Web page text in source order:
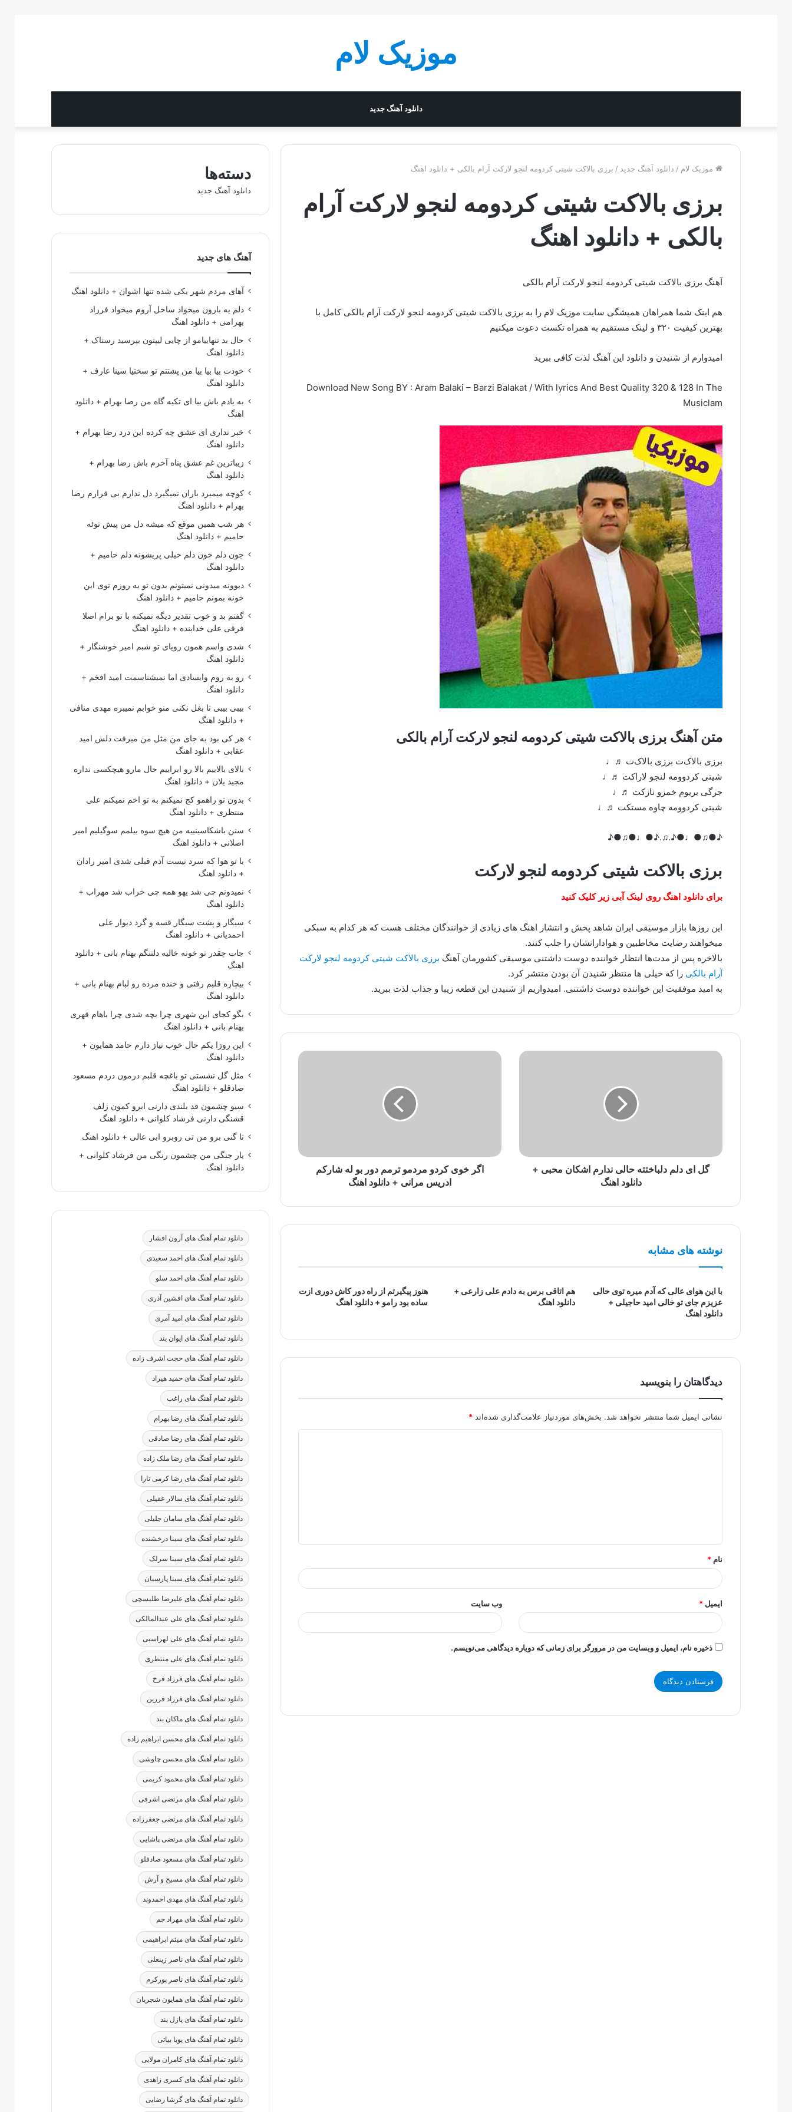
موزیک لام
دانلود آهنگ جدید
موزیک لام / دانلود آهنگ جدید / برزی بالاکت شیتی کردومه لنجو لارکت آرام بالکی + دانلود اهنگ
برزی بالاکت شیتی کردومه لنجو لارکت آرام
بالکی + دانلود اهنگ
آهنگ برزی بالاکت شیتی کردومه لنجو لارکت آرام بالکی
هم اینک شما همراهان همیشگی سایت موزیک لام را به برزی بالاکت شیتی کردومه لنجو لارکت آرام بالکی کامل با
بهترین کیفیت ۳۲۰ و لینک مستقیم به همراه تکست دعوت میکنیم
امیدوارم از شنیدن و دانلود این آهنگ لذت کافی ببرید
Download New Song BY : Aram Balaki – Barzi Balakat / With lyrics And Best Quality 320 & 128 In The
Musiclam
متن آهنگ برزی بالاکت شیتی کردومه لنجو لارکت آرام بالکی
برزی بالاک‌ت برزی بالاک‌ت ♬♩
شیتی کردوومه لنجو لاراکت ♬♩
جرگی بریوم خمز‌و نازکت ♬♩
شیتی کردوومه چاوه مستکت ♬♩
♪●♫●♩●♪.♫.♪●♩●♫●♪
برزی بالاکت شیتی کردومه لنجو لارکت
برای دانلود اهنگ روی لینک آبی زیر کلیک کنید
این روزها بازار موسیقی ایران شاهد پخش و انتشار اهنگ های زیادی از خوانندگان مختلف هست که هر کدام به سبکی
میخواهند رضایت مخاطبین و هوادارانشان را جلب کنند.
بالاخره پس از مدت‌ها انتظار خواننده دوست داشتنی موسیقی کشورمان آهنگ برزی بالاکت شیتی کردومه لنجو لارکت
آرام بالکی را که خیلی ها منتظر شنیدن آن بودن منتشر کرد.
به امید موفقیت این خواننده دوست داشتنی. امیدواریم از شنیدن این قطعه زیبا و جذاب لذت ببرید.
گل ای دلم دلباختته حالی ندارم اشکان محبی +
دانلود اهنگ
اگر خوی کردو مردمو ترمم دور بو له شارکم
ادریس مرانی + دانلود اهنگ
نوشته های مشابه
با این هوای عالی که آدم میره توی حالی
عزیزم جای تو خالی امید حاجیلی +
دانلود اهنگ
هم اتاقی برس به دادم علی زارعی +
دانلود اهنگ
هنوز پیگیرتم از راه دور کاش دوری ازت
ساده بود رامو + دانلود اهنگ
دیدگاهتان را بنویسید
نشانی ایمیل شما منتشر نخواهد شد. بخش‌های موردنیاز علامت‌گذاری شده‌اند *
*
نام *
ایمیل * وب‌ سایت
ذخیره نام، ایمیل و وبسایت من در مرورگر برای زمانی که دوباره دیدگاهی می‌نویسم.
دسته‌ها
دانلود آهنگ جدید
آهنگ های جدید
آهای مردم شهر یکی شده تنها اشوان + دانلود اهنگ
دلم یه بارون میخواد ساحل آروم میخواد فرزاد
بهرامی + دانلود اهنگ
حال بد تنهاییامو از چایی لیپتون بپرسید رستاک +
دانلود اهنگ
خودت بیا بیا بیا من پشتتم تو سختیا سینا عارف +
دانلود اهنگ
به یادم باش بیا ای تکیه گاه من رضا بهرام + دانلود
اهنگ
خبر نداری ای عشق چه کرده این درد رضا بهرام +
دانلود اهنگ
زیباترین غم عشق پناه آخرم باش رضا بهرام +
دانلود اهنگ
کوچه میمیرد باران نمیگیرد دل ندارم بی قرارم رضا
بهرام + دانلود اهنگ
هر شب همین موقع که میشه دل من پیش توئه
حامیم + دانلود اهنگ
جون دلم خون دلم خیلی پریشونه دلم حامیم +
دانلود اهنگ
دیوونه میدونی نمیتونم بدون تو یه روزم توی این
خونه بمونم حامیم + دانلود اهنگ
گفتم بد و خوب تقدیر دیگه نمیکنه با تو برام اصلا
فرقی علی خدابنده + دانلود اهنگ
شدی واسم همون رویای تو شبم امیر خوشنگار +
دانلود اهنگ
رو به روم وایسادی اما نمیشناسمت امید افخم +
دانلود اهنگ
بیبی بیبی تا بغل نکنی منو خوابم نمیبره مهدی منافی
+ دانلود اهنگ
هر کی بود به جای من مثل من میرفت دلش امید
عقابی + دانلود اهنگ
بالای بالاییم بالا رو ابراییم حال مارو هیچکسی نداره
مجید یلان + دانلود اهنگ
بدون تو راهمو کج نمیکنم به تو اخم نمیکنم علی
منتظری + دانلود اهنگ
سنن باشکاسینییه من هیچ سوه بیلمم سوگیلیم امیر
اصلانی + دانلود اهنگ
با تو هوا که سرد نیست آدم قبلی شدی امیر رادان
+ دانلود اهنگ
نمیدونم چی شد یهو همه چی خراب شد مهراب +
دانلود اهنگ
سیگار و پشت سیگار قسه و گرد دیوار علی
احمدیانی + دانلود اهنگ
جات چقدر تو خونه خالیه دلتنگم بهنام بانی + دانلود
اهنگ
بیچاره قلبم رفتی و خنده مرده رو لبام بهنام بانی +
دانلود اهنگ
بگو کجای این شهری چرا بچه شدی چرا باهام قهری
بهنام بانی + دانلود اهنگ
این روزا یکم حال خوب نیاز دارم حامد همایون +
دانلود اهنگ
مثل گل نشستی تو باغچه قلبم درمون دردم مسعود
صادقلو + دانلود اهنگ
سیو چشمون قد بلندی دارنی ابرو کمون زلف
قشنگی دارنی فرشاد کلوانی + دانلود اهنگ
تا گنی برو من تی روبرو ابی عالی + دانلود اهنگ
یار جنگی من چشمون رنگی من فرشاد کلوانی +
دانلود اهنگ
دانلود تمام آهنگ های آرون افشار
دانلود تمام آهنگ های احمد سعیدی
دانلود تمام آهنگ های احمد سلو
دانلود تمام آهنگ های افشین آذری
دانلود تمام آهنگ های امید آمری
دانلود تمام آهنگ های ایوان بند
دانلود تمام آهنگ های حجت اشرف زاده
دانلود تمام آهنگ های حمید هیراد
دانلود تمام آهنگ های راغب
دانلود تمام آهنگ های رضا بهرام
دانلود تمام آهنگ های رضا صادقی
دانلود تمام آهنگ های رضا ملک زاده
دانلود تمام آهنگ های رضا کرمی تارا
دانلود تمام آهنگ های سالار عقیلی
دانلود تمام آهنگ های سامان جلیلی
دانلود تمام آهنگ های سینا درخشنده
دانلود تمام آهنگ های سینا سرلک
دانلود تمام آهنگ های سینا پارسیان
دانلود تمام آهنگ های علیرضا طلیسچی
دانلود تمام آهنگ های علی عبدالمالکی
دانلود تمام آهنگ های علی لهراسبی
دانلود تمام آهنگ های علی منتظری
دانلود تمام آهنگ های فرزاد فرخ
دانلود تمام آهنگ های فرزاد فرزین
دانلود تمام آهنگ های ماکان بند
دانلود تمام آهنگ های محسن ابراهیم زاده
دانلود تمام آهنگ های محسن چاوشی
دانلود تمام آهنگ های محمود کریمی
دانلود تمام آهنگ های مرتضی اشرفی
دانلود تمام آهنگ های مرتضی جعفرزاده
دانلود تمام آهنگ های مرتضی پاشایی
دانلود تمام آهنگ های مسعود صادقلو
دانلود تمام آهنگ های مسیح و آرش
دانلود تمام آهنگ های مهدی احمدوند
دانلود تمام آهنگ های مهراد جم
دانلود تمام آهنگ های میثم ابراهیمی
دانلود تمام آهنگ های ناصر زینعلی
دانلود تمام آهنگ های ناصر پورکرم
دانلود تمام آهنگ های همایون شجریان
دانلود تمام آهنگ های پازل بند
دانلود تمام آهنگ های پویا بیاتی
دانلود تمام آهنگ های کامران مولایی
دانلود تمام آهنگ های کسری زاهدی
دانلود تمام آهنگ های گرشا رضایی